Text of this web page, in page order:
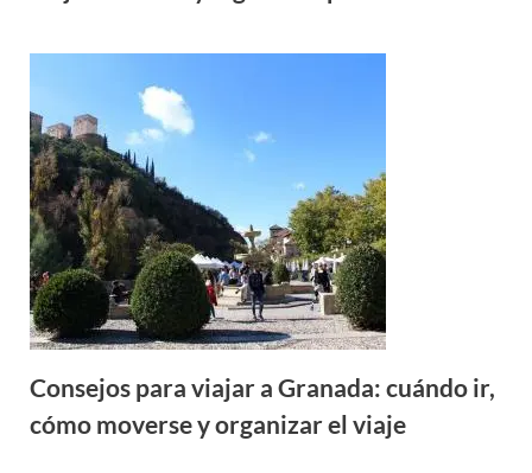
Consejos para viajar a Granada: cuándo ir,
cómo moverse y organizar el viaje